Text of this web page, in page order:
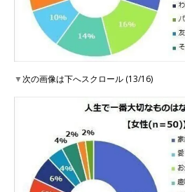
▼次の画像は下へスクロール (13/16)